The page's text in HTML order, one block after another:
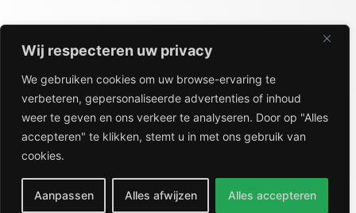
Wij respecteren uw privacy
We gebruiken cookies om uw browse-ervaring te
verbeteren, gepersonaliseerde advertenties of inhoud
weer te geven en ons verkeer te analyseren. Door op "Alles
accepteren" te klikken, stemt u in met ons gebruik van
cookies.
Aanpassen Alles afwijzen Alles accepteren
CATALOGI
Workwear &
Veiligheid
Kantoor & Receptie
Gezondheid & Beauty
Keuken & Horeca